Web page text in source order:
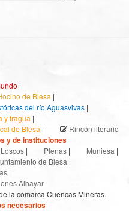
|
de Blesa |
del río Aguasvivas |
y fragua |
de Blesa | Rincón literario
y de instituciones
Loscos | Plenas | Muniesa |
de Blesa |
|
Albayar
la comarca Cuencas Mineras.
necesarios